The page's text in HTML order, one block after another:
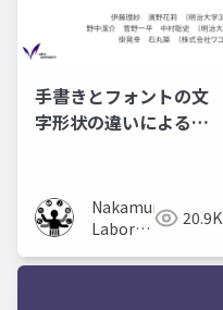
手書きとフォントの文
字形状の違いによる記
Nakamura
Laboratory
University)
20.9K